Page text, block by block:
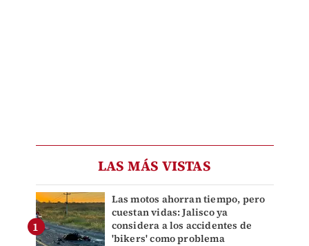
LAS MÁS VISTAS
Las motos ahorran tiempo, pero
cuestan vidas: Jalisco ya
considera a los accidentes de
'bikers' como problema